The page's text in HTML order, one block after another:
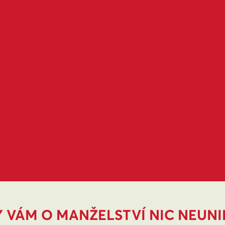
VÁM O MANŽELSTVÍ NIC